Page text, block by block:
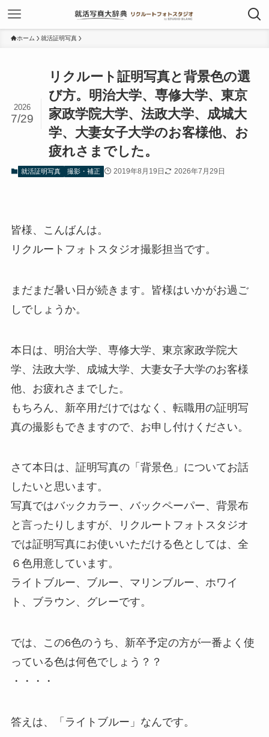
ホーム 就活証明写真
リクルート証明写真と背景色の選
び方。明治大学、専修大学、東京
家政学院大学、法政大学、成城大
学、大妻女子大学のお客様他、お
疲れさまでした。
2026
7/29
就活証明写真 撮影・補正 2019年8月19日 2026年7月29日
皆様、こんばんは。
リクルートフォトスタジオ撮影担当です。
まだまだ暑い日が続きます。皆様はいかがお過ご
しでしょうか。
本日は、明治大学、専修大学、東京家政学院大
学、法政大学、成城大学、大妻女子大学のお客様
他、お疲れさまでした。
もちろん、新卒用だけではなく、転職用の証明写
真の撮影もできますので、お申し付けください。
さて本日は、証明写真の「背景色」についてお話
したいと思います。
写真ではバックカラー、バックペーパー、背景布
と言ったりしますが、リクルートフォトスタジオ
では証明写真にお使いいただける色としては、全
６色用意しています。
ライトブルー、ブルー、マリンブルー、ホワイ
ト、ブラウン、グレーです。
では、この6色のうち、新卒予定の方が一番よく使
っている色は何色でしょう？？
・・・・
答えは、「ライトブルー」なんです。